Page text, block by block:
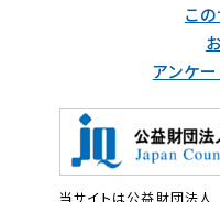
こ
アンケ
当サイトは公益財団法